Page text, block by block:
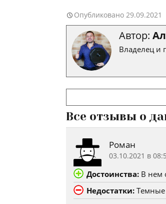
Опубликовано 29.09.2021
Автор:
Владелец и
Все отзывы о
Роман
03.10.2021 в
Достоинства: В нем
Недостатки:Темные